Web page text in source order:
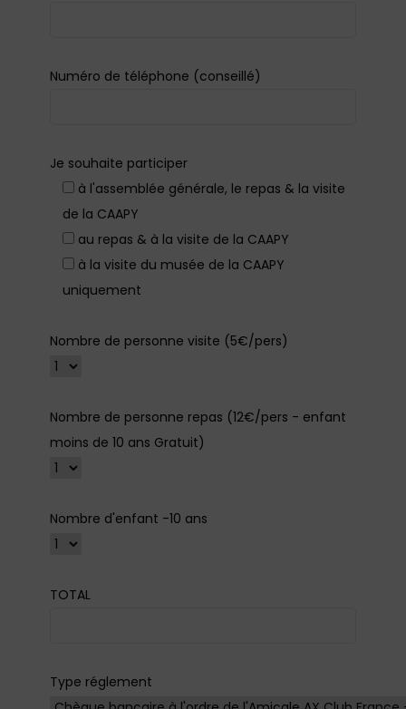
Numéro de téléphone (conseillé)
Je souhaite participer
à l'assemblée générale, le repas & la visite
de la CAAPY
au repas & à la visite de la CAAPY
à la visite du musée de la CAAPY
uniquement
Nombre de personne visite (5€/pers)
Nombre de personne repas (12€/pers - enfant
moins de 10 ans Gratuit)
Nombre d'enfant -10 ans
TOTAL
Type réglement